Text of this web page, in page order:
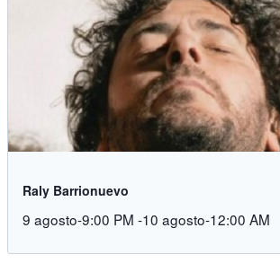
Raly Barrionuevo
9 agosto-9:00 PM -10 agosto-12:00 AM